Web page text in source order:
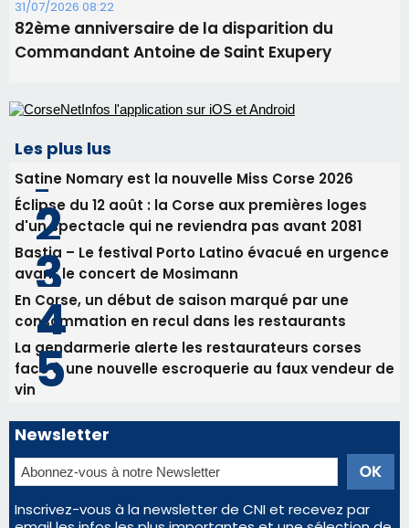
Satine Nomary est la nouvelle Miss Corse 2026
Éclipse du 12 août : la Corse aux premières loges
d'un spectacle qui ne reviendra pas avant 2081
avant le concert de Mosimann
consommation en recul dans les restaurants
La gendarmerie alerte les restaurateurs corses
face à une nouvelle escroquerie au faux vendeur de
vin
Newsletter
Inscrivez-vous à la newsletter de CNI et recevez par
email les infos les plus importantes et une sélection de
nos meilleurs articles
Régie publicitaire